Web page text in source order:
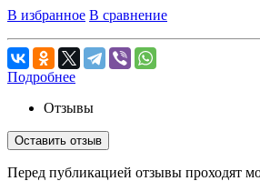
В избранное В сравнение
Подробнее
Отзывы
Оставить отзыв
Перед публикацией отзывы проходят